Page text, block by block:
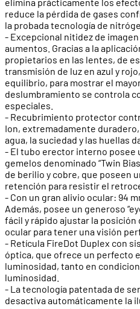
elimina prácticamente los
reduce la pérdida de gases
la probada tecnología de
- Excepcional nitidez de
aumentos. Gracias a la
propietarios en las lentes, de
transmisión de luz en azul y
equilibrio, para mostrar el
deslumbramiento se controla
especiales.
- Recubrimiento protector
Ion, extremadamente
agua, la suciedad y las huellas
- El tubo erector interno posee
gemelos denominado “Twin
de berilio y cobre, que poseen
retención para resistir el
- Con un gran alivio ocular: 94
Además, posee un generoso
fácil y rápido ajustar la posición
ocular para tener una visión
- Retícula FireDot Duplex con
óptica, que ofrece un perfecto
luminosidad, tanto en
luminosidad.
- La tecnología patentada de
desactiva automáticamente la